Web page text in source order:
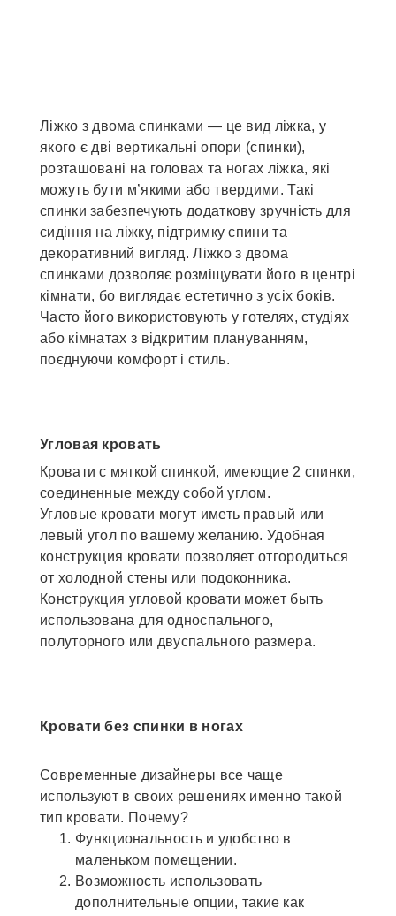
Ліжко з двома спинками — це вид ліжка, у
якого є дві вертикальні опори (спинки),
розташовані на головах та ногах ліжка, які
можуть бути м’якими або твердими. Такі
спинки забезпечують додаткову зручність для
сидіння на ліжку, підтримку спини та
декоративний вигляд. Ліжко з двома
спинками дозволяє розміщувати його в центрі
кімнати, бо виглядає естетично з усіх боків.
Часто його використовують у готелях, студіях
або кімнатах з відкритим плануванням,
поєднуючи комфорт і стиль.
Угловая кровать
Кровати с мягкой спинкой, имеющие 2 спинки,
соединенные между собой углом.
Угловые кровати могут иметь правый или
левый угол по вашему желанию. Удобная
конструкция кровати позволяет отгородиться
от холодной стены или подоконника.
Конструкция угловой кровати может быть
использована для односпального,
полуторного или двуспального размера.
Кровати без спинки в ногах
Современные дизайнеры все чаще
используют в своих решениях именно такой
тип кровати. Почему?
Функциональность и удобство в
маленьком помещении.
Возможность использовать
дополнительные опции, такие как